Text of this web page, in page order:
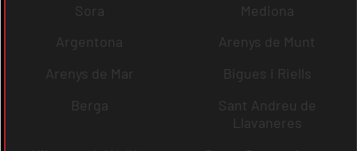
Sora
Mediona
Argentona
Arenys de Munt
Arenys de Mar
Bigues i Riells
Berga
Sant Andreu de
Llavaneres